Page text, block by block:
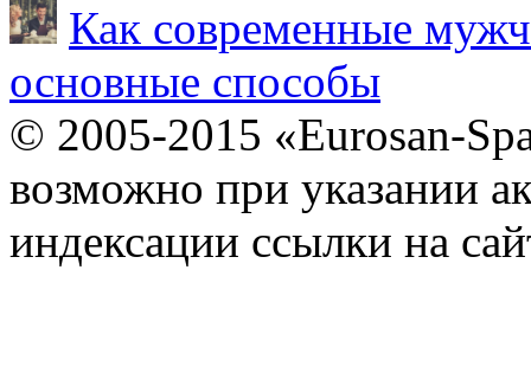
Как современные
основные способы
© 2005-2015 «Eurosan-
возможно при указании
индексации ссылки на